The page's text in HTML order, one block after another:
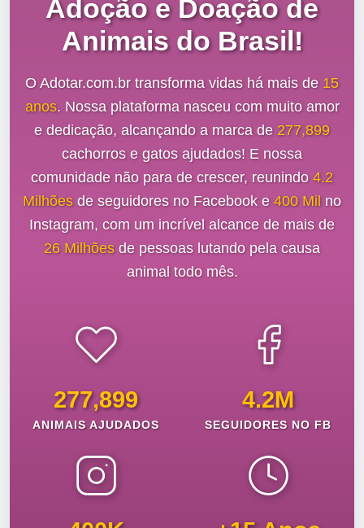
Adoção e Doação de
Animais do Brasil!
O Adotar.com.br transforma vidas há mais de 15
anos. Nossa plataforma nasceu com muito amor
e dedicação, alcançando a marca de 277,899
cachorros e gatos ajudados! E nossa
comunidade não para de crescer, reunindo 4.2
Milhõesde seguidores no Facebook e 400 Mil no
Instagram, com um incrível alcance de mais de
26 Milhõesde pessoas lutando pela causa
animal todo mês.
277,899
ANIMAIS AJUDADOS
4.2M
SEGUIDORES NO FB